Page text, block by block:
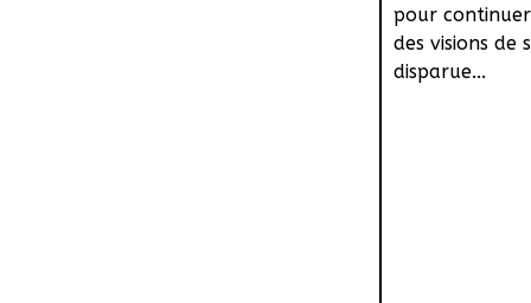
pour
des visions de
disparue...